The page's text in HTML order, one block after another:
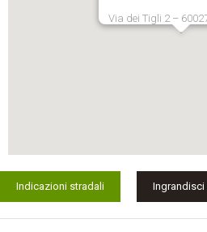
Via dei Tigli 2 –
Indicazioni stradali Ingrandisci